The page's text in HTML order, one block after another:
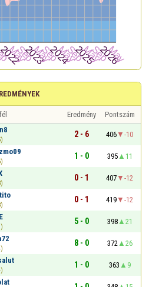
Eredmény
Pontszám
2 - 6 406
-10
1 - 0 395
11
0 - 1 407
-12
0 - 1 419
-12
5 - 0 398
21
8 - 0 372
26
1 - 0 363
9